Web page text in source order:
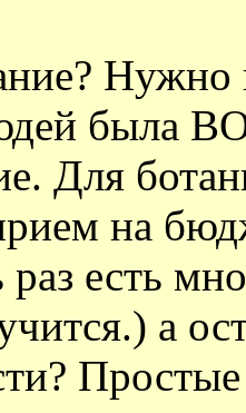
Нужно
была
Для
на
раз есть
а
Простые